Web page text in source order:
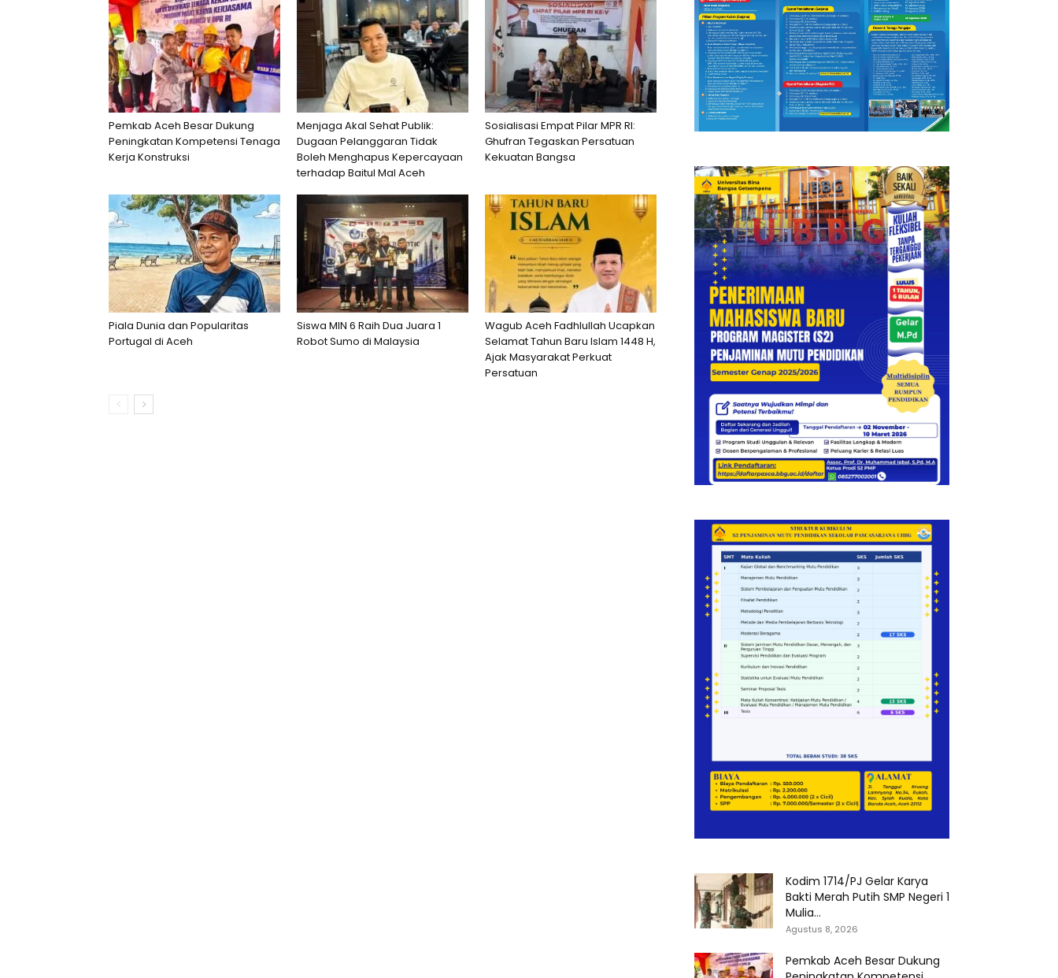
Pemkab Aceh Besar Dukung
Peningkatan Kompetensi Tenaga
Kerja Konstruksi
Menjaga Akal Sehat Publik:
Dugaan Pelanggaran Tidak
Boleh Menghapus Kepercayaan
terhadap Baitul Mal Aceh
Sosialisasi Empat Pilar MPR RI:
Ghufran Tegaskan Persatuan
Kekuatan Bangsa
Piala Dunia dan Popularitas
Portugal di Aceh
Siswa MIN 6 Raih Dua Juara 1
Robot Sumo di Malaysia
Wagub Aceh Fadhlullah Ucapkan
Selamat Tahun Baru Islam 1448 H,
Ajak Masyarakat Perkuat
Persatuan
Kodim 1714/PJ Gelar Karya
Bakti Merah Putih SMP Negeri 1
Mulia...
Agustus 8, 2026
Pemkab Aceh Besar Dukung